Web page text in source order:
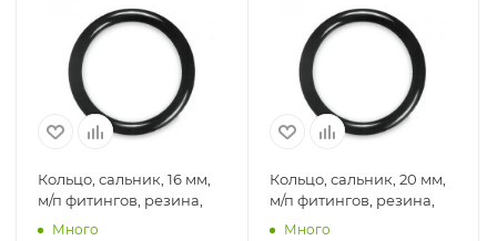
Кольцо, сальник, 16 мм,
м/п фитингов, резина,
Много
Кольцо, сальник, 20 мм,
м/п фитингов, резина,
Много